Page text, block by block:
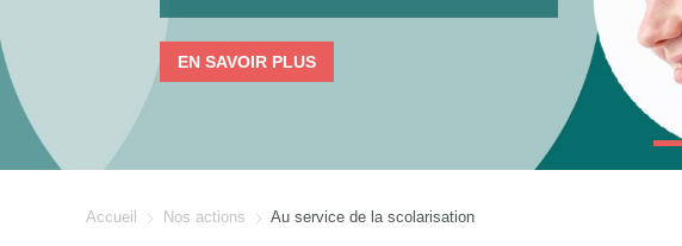
EN SAVOIR PLUS
Accueil Nos actions Au service de la scolarisation